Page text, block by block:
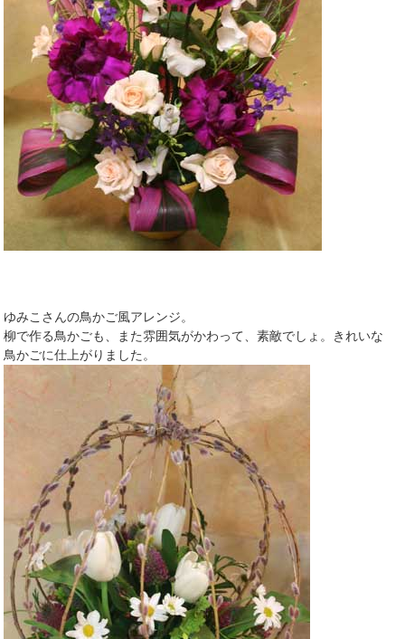
ゆみこさんの鳥かご風アレンジ。
柳で作る鳥かごも、また雰囲気がかわって、素敵でしょ。きれいな
鳥かごに仕上がりました。